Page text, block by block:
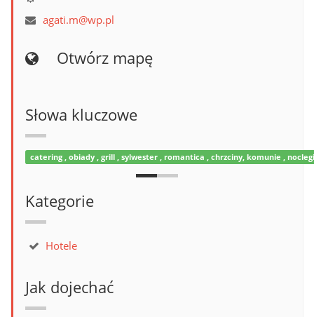
agati.m@wp.pl
Otwórz mapę
Słowa kluczowe
catering , obiady , grill , sylwester , romantica , chrzciny, komunie ,
Kategorie
Hotele
Jak dojechać